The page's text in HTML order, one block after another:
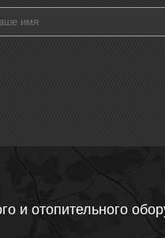
и отопительного